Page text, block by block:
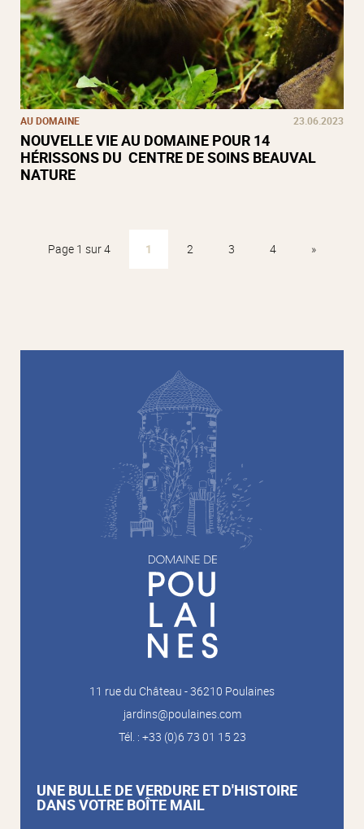
AU DOMAINE 23.06.2023
NOUVELLE VIE AU DOMAINE POUR 14
HÉRISSONS DU CENTRE DE SOINS BEAUVAL
NATURE
Page 1 sur 4 1 2 3 4 »
11 rue du Château - 36210 Poulaines
jardins@poulaines.com
Tél. : +33 (0)6 73 01 15 23
UNE BULLE DE VERDURE ET D'HISTOIRE
DANS VOTRE BOÎTE MAIL